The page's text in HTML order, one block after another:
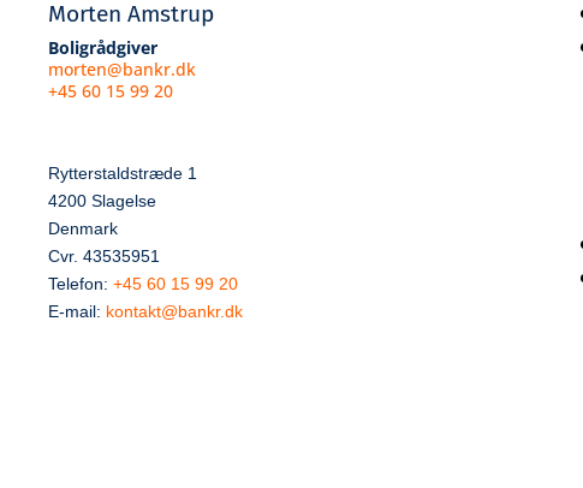
Morten Amstrup
Boligrådgiver
morten@bankr.dk
+45 60 15 99 20
Rytterstaldstræde 1
4200 Slagelse
Denmark
Cvr. 43535951
Telefon:+45 60 15 99 20
E-mail: kontakt@bankr.dk